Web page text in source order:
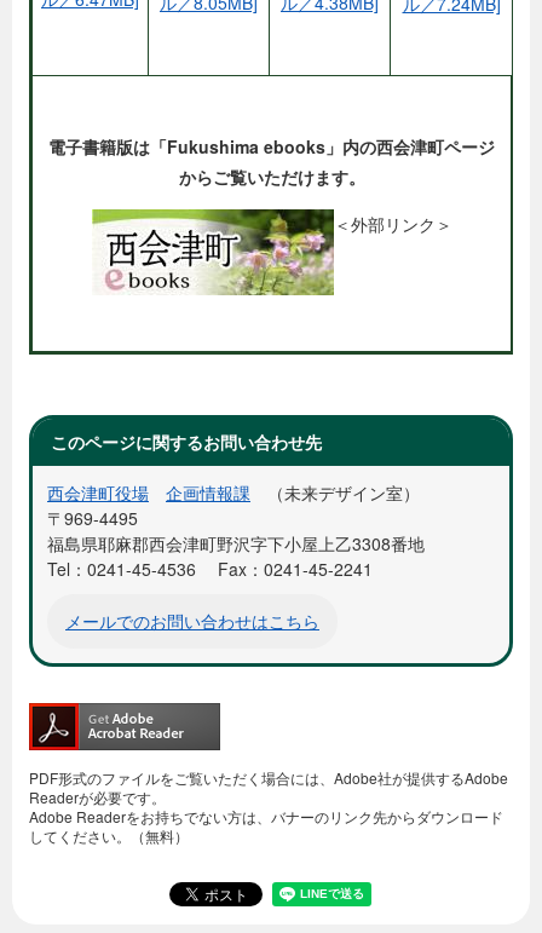
電子書籍版は「Fukushima ebooks」内の西会津町ページ
からご覧いただけます。
＜外部リンク＞
このページに関するお問い合わせ先
西会津町役場 企画情報課
未来デザイン室
〒969-4495
福島県耶麻郡西会津町野沢字下小屋上乙3308番地
Tel：0241-45-4536
Fax：0241-45-2241
メールでのお問い合わせはこちら
PDF形式のファイルをご覧いただく場合には、Adobe社が提供するAdobe
Readerが必要です。
Adobe Readerをお持ちでない方は、バナーのリンク先からダウンロード
してください。（無料）